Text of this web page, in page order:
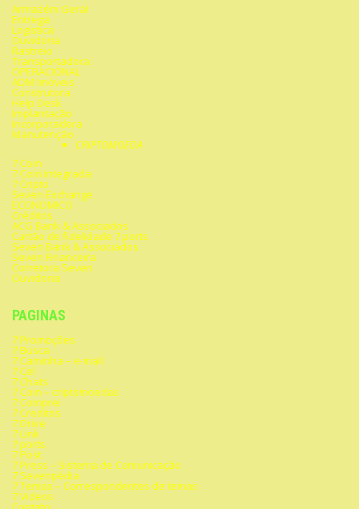
Armazém Geral
Entrega
Logística
Ouvidoria
Rastreio
Transportadora
OPERACIONAL
ADM Imóveis
Construtora
Help Desk
Implantação
Incorporadora
Manutenção
CRIPTOMOEDA
7 Coin
7 Coin Integrada
7 Cripto
Seven Exchange
ECONOMICO
Créditos
ACG Bank & Associados
Cartão de fidelidade 7 ports
Seven Bank & Associados
Seven Financeira
Corretora Seven
Ouvidoria
PAGINAS
7 Promoções
7 Busca
7 Caminha – e-mail
7 Cel
7 Chats
7 Coin – criptomoedas
7 Comprei
7 Creditos
7 Drive
7 Link
7 ports
7 Post
7 Press – Sistema de Comunicação
7 Sevenpédia
7 Temas – Correspondentes de temas
7 Videos